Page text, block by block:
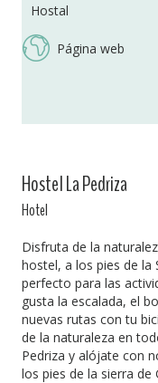
Hostal
Página web
Hostel La Pedriza
Hotel
Disfruta de la
hostel, a los pies de la
perfecto para las
gusta la escalada, el
nuevas rutas con tu
de la naturaleza en
Pedriza y alójate con
los pies de la sierra de